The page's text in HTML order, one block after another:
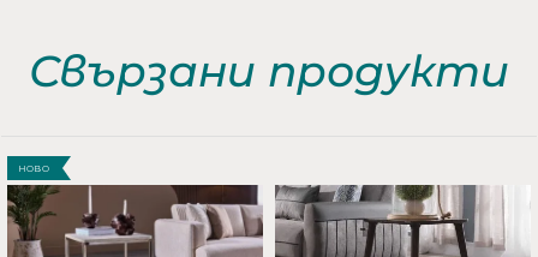
Свързани продукти
НОВО